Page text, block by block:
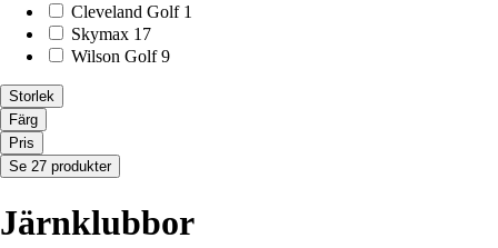
Cleveland Golf 1
Skymax 17
Wilson Golf 9
Storlek
Färg
Pris
Se 27 produkter
Järnklubbor